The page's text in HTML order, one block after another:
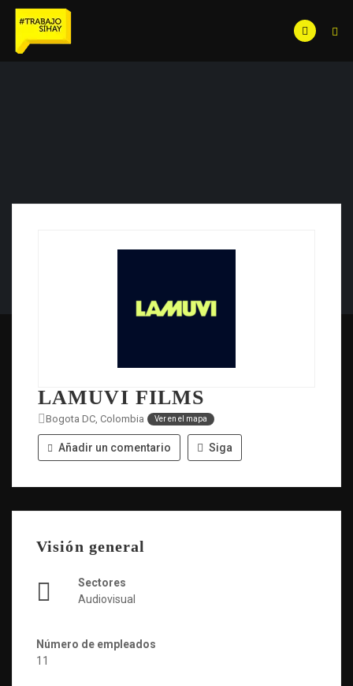
LAMUVI FILMS
Bogota DC, Colombia Ver en el mapa
Añadir un comentario Siga
Visión general
Sectores
Audiovisual
Número de empleados
11